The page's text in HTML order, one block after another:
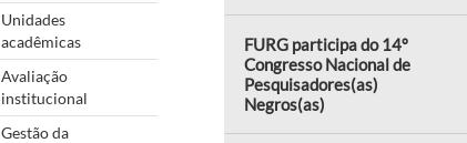
Unidades
acadêmicas
Avaliação
institucional
Gestão da
FURG participa do 14º
Congresso Nacional de
Pesquisadores(as)
Negros(as)